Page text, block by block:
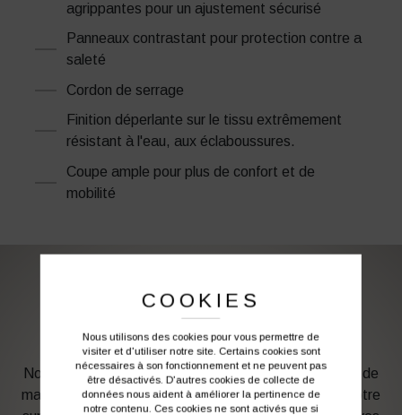
agrippantes pour un ajustement sécurisé
Panneaux contrastant pour protection contre a
saleté
Cordon de serrage
Finition déperlante sur le tissu extrêmement
résistant à l'eau, aux éclaboussures.
Coupe ample pour plus de confort et de
mobilité
PERSONNALISATION DE VOS VÊTEMENTS DE
TRAVAIL
Notre graphiste connait les produits et les techniques de
marquage. Elle sera à votre service afin d’optimiser votre
COOKIES
Nous utilisons des cookies pour vous permettre de
visiter et d'utiliser notre site. Certains cookies sont
nécessaires à son fonctionnement et ne peuvent pas
être désactivés. D'autres cookies de collecte de
données nous aident à améliorer la pertinence de
notre contenu. Ces cookies ne sont activés que si